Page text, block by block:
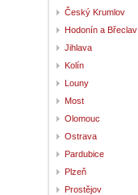
Český Krumlov
Hodonín a Břeclav
Jihlava
Kolín
Louny
Most
Olomouc
Ostrava
Pardubice
Plzeň
Prostějov